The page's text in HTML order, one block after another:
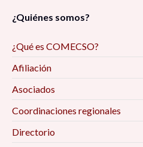
¿Quiénes somos?
¿Qué es COMECSO?
Afiliación
Asociados
Coordinaciones regionales
Directorio